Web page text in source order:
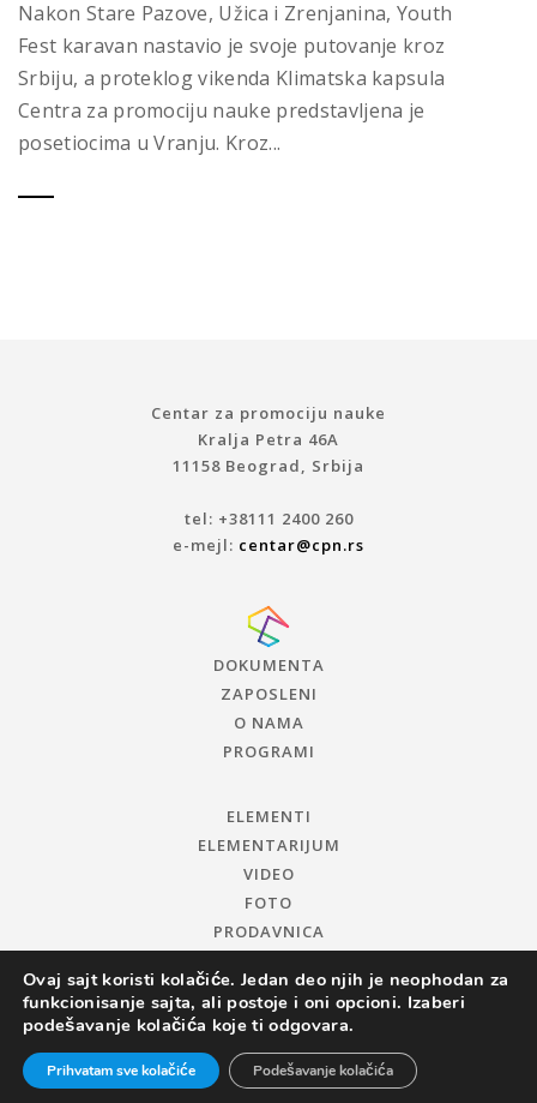
Nakon Stare Pazove, Užica i Zrenjanina, Youth
Fest karavan nastavio je svoje putovanje kroz
Srbiju, a proteklog vikenda Klimatska kapsula
Centra za promociju nauke predstavljena je
posetiocima u Vranju. Kroz...
Centar za promociju nauke
Kralja Petra 46A
11158 Beograd, Srbija
tel: +38111 2400 260
e-mejl: centar@cpn.rs
DOKUMENTA
ZAPOSLENI
O NAMA
PROGRAMI
ELEMENTI
ELEMENTARIJUM
VIDEO
FOTO
PRODAVNICA
© 2019 CENTAR ZA PROMOCIJU NAUKE
Ovaj sajt koristi kolačiće. Jedan deo njih je neophodan za
funkcionisanje sajta, ali postoje i oni opcioni. Izaberi
podešavanje kolačića koje ti odgovara.
Prihvatam sve kolačiće Podešavanje kolačića